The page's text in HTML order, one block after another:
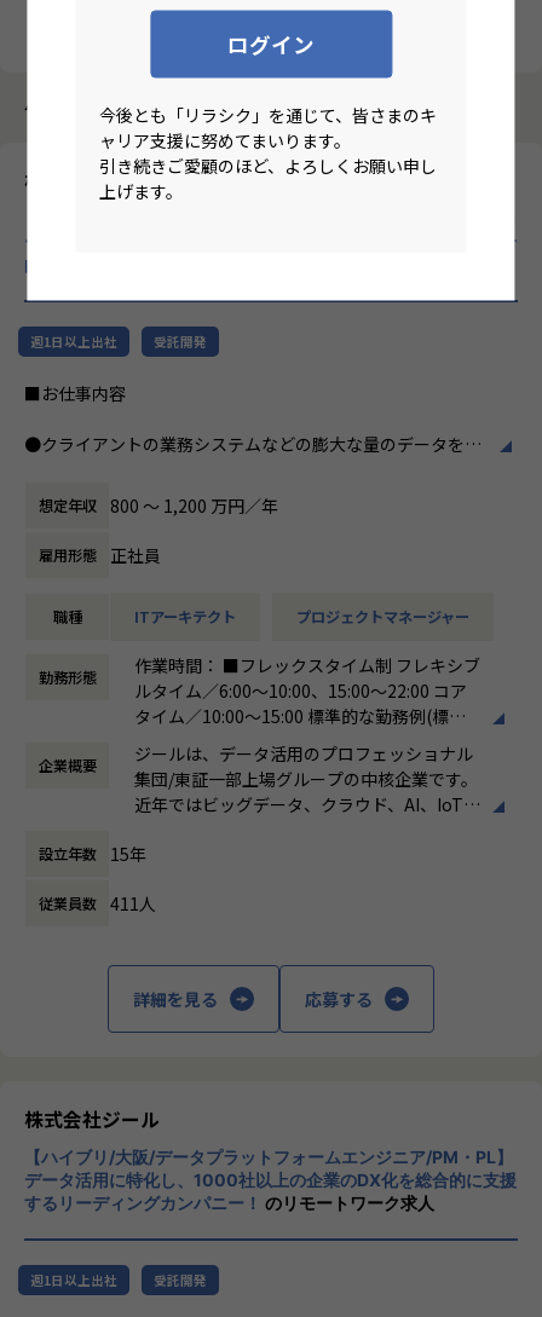
ログイン
今後とも「リラシク」を通じて、皆さまのキ
ャリア支援に努めてまいります。
引き続きご愛顧のほど、よろしくお願い申し
上げます。
4184件中 1件～10件
株式会社ジール
ー候補】データ活用に特化し、1000社以上の企業のDX化を総合
的に支援するリーディングカンパニー！
週1日以上出社 受託開発
■お仕事内容
●クライアントの業務システムなどの膨大な量のデータを蓄
s Intelligence)と呼ばれるシステムの導入から実行支援まで
を行っています。またクラウドを含むデータ基盤全体のDX構
想から実施します。
まで、プロジェクトに一気通貫で関わって頂きます。
く、DB、インフラ、プロジェクト管理、エンドユーザーと
のコミュニケーション能力など、幅広い経験に基づくスキル
アップ・キャリアアップが可能な環境です。
●エンドユーザー様と直接やり取りをする立場であり、要件
定義など上流工程に携われます。
適正に応じて、会社の指示する業務への異動を命じることが
想定年収 800 〜 1,200 万円／年
雇用形態 正社員
職種 ITアーキテクト プロジェクトマネージャー
勤務形態
作業時間： ■フレックスタイム制 フレキシブ
ルタイム／6:00～10:00、15:00～22:00 コア
タイム／10:00～15:00 標準的な勤務例(標準
労働時間)／9:00～18:00
働き方：フレックス制（コアタイムあり）
時間外労働の有無： 有（月平均19時間）
休憩時間： 60分
企業概要
ジールは、データ活用のプロフェッショナル
集団/東証一部上場グループの中核企業です。
近年ではビッグデータ、クラウド、AI、IoTを
する立場にスコープを拡張しています。
顧客の大半は大手企業となっており、30年以
■Mission：専門性と技術力、高度な分析ノ
ズに応えるため、私たちは「プロフェッショ
ナルサービスの大衆化」をミッションとして
掲げております。高い専門性を持った技術
力、深い経験から得られた多様性のある高度
な分析力をハイクオリティ＆ローコストで提
供することで、企業の競争優位確保に貢献す
ることを私たちは使命としております。
設立年数 15年
従業員数 411人
詳細を見る 応募する
株式会社ジール
【ハイブリ/大阪/データプラットフォームエンジニア/PM・PL】
データ活用に特化し、1000社以上の企業のDX化を総合的に支援
するリーディングカンパニー！ のリモートワーク求人
週1日以上出社 受託開発